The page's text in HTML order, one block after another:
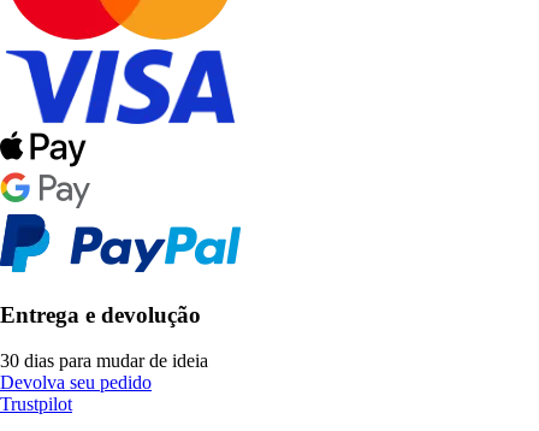
Entrega e devolução
30 dias para mudar de ideia
Devolva seu pedido
Trustpilot